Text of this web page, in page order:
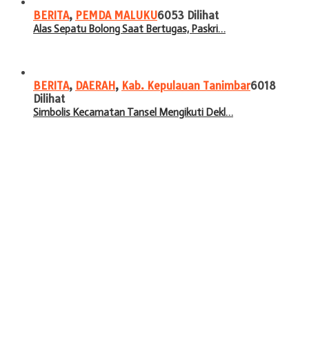
BERITA, PEMDA MALUKU6053 Dilihat
Alas Sepatu Bolong Saat Bertugas, Paskri…
BERITA, DAERAH, Kab. Kepulauan Tanimbar6018
Dilihat
Simbolis Kecamatan Tansel Mengikuti Dekl…